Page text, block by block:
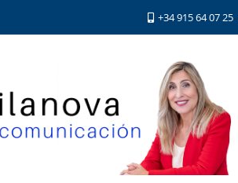
+34 915 64 07 25